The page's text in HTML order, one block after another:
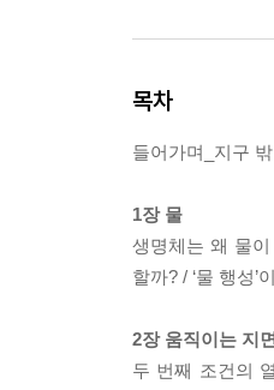
목차
들어가며_지구
1장 물
생명체는 왜 물
할까? / ‘물 행성
2장 움직이는 지면
두 번째 조건의